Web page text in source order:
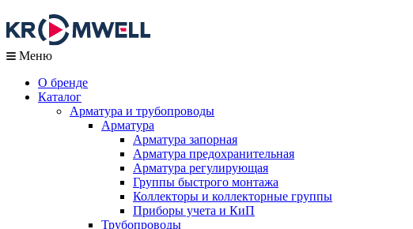
Меню
О бренде
Каталог
Арматура и трубопроводы
Арматура
Арматура запорная
Арматура предохранительная
Арматура регулирующая
Группы быстрого монтажа
Коллекторы и коллекторные группы
Приборы учета и КиП
Трубопроводы